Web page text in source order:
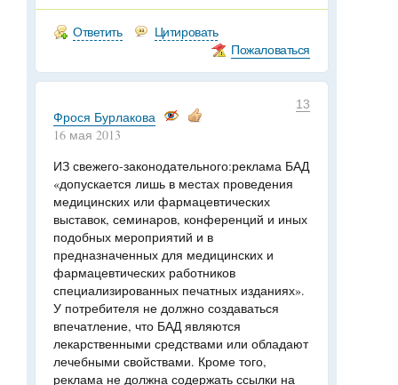
Ответить
Цитировать
Пожаловаться
13
Фрося Бурлакова
16 мая 2013
ИЗ свежего-законодательного:реклама БАД
«допускается лишь в местах проведения
медицинских или фармацевтических
выставок, семинаров, конференций и иных
подобных мероприятий и в
предназначенных для медицинских и
фармацевтических работников
специализированных печатных изданиях».
У потребителя не должно создаваться
впечатление, что БАД являются
лекарственными средствами или обладают
лечебными свойствами. Кроме того,
реклама не должна содержать ссылки на